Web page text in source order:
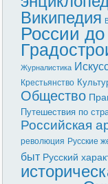
Википедия
России
Журналистика
Крестьянство
Общество
Путешествия по
Российская
революция Русские
быт Русский